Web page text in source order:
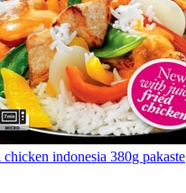
indonesia 380g pakaste